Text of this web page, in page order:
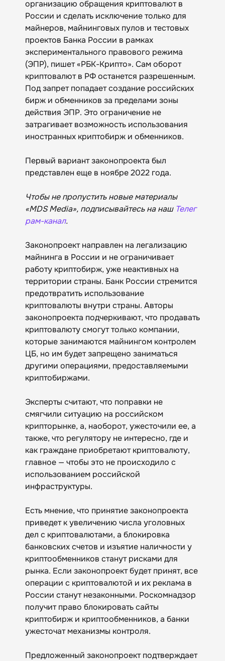
организацию обращения криптовалют в
России и сделать исключение только для
майнеров, майнинговых пулов и тестовых
проектов Банка России в рамках
экспериментального правового режима
(ЭПР), пишет «‎РБК-Крипто». Сам оборот
криптовалют в РФ останется разрешенным.
Под запрет попадает создание российских
бирж и обменников за пределами зоны
действия ЭПР. Это ограничение не
затрагивает возможность использования
иностранных криптобирж и обменников.
Первый вариант законопроекта был
представлен еще в ноябре 2022 года.
Чтобы не пропустить новые материалы
«MDS Media», подписывайтесь на нашТелег
рам-канал.
Законопроект направлен на легализацию
майнинга в России и не ограничивает
работу криптобирж, уже неактивных на
территории страны. Банк России стремится
предотвратить использование
криптовалюты внутри страны. Авторы
законопроекта подчеркивают, что продавать
криптовалюту смогут только компании,
которые занимаются майнингом контролем
ЦБ, но им будет запрещено заниматься
другими операциями, предоставляемыми
криптобиржами.
Эксперты считают, что поправки не
смягчили ситуацию на российском
крипторынке, а, наоборот, ужесточили ее, а
также, что регулятору не интересно, где и
как граждане приобретают криптовалюту,
главное — чтобы это не происходило с
использованием российской
инфраструктуры.
Есть мнение, что принятие законопроекта
приведет к увеличению числа уголовных
дел с криптовалютами, а блокировка
банковских счетов и изъятие наличности у
криптообменников станут рисками для
рынка. Если законопроект будет принят, все
операции с криптовалютой и их реклама в
России станут незаконными. Роскомнадзор
получит право блокировать сайты
криптобирж и криптообменников, а банки
ужесточат механизмы контроля.
Предложенный законопроект подтверждает